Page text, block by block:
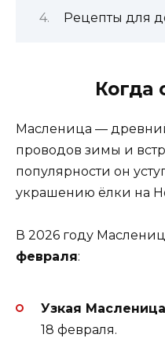
Рецепты для
Когда
Масленица —
проводов зимы и
популярности он
украшению ёлки на
В 2026 году
февраля:
Узкая Масленица
18 февраля.